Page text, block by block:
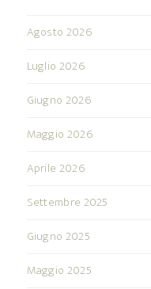
Agosto 2026
Luglio 2026
Giugno 2026
Maggio 2026
Aprile 2026
Settembre 2025
Giugno 2025
Maggio 2025